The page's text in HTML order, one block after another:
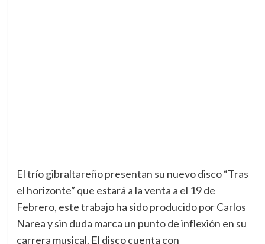
El trío gibraltareño presentan su nuevo disco “Tras
el horizonte” que estará a la venta a el 19 de
Febrero, este trabajo ha sido producido por Carlos
Narea y sin duda marca un punto de inflexión en su
carrera musical. El disco cuenta con